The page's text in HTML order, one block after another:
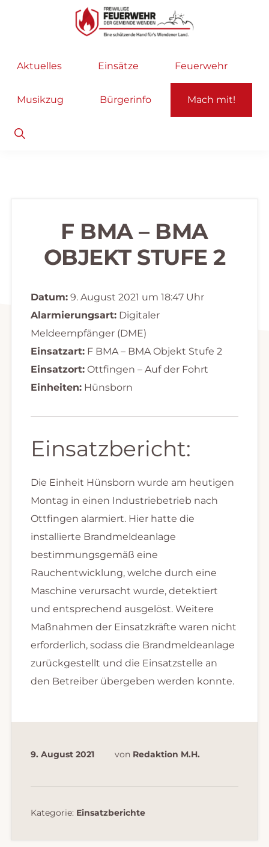
Hauptnavigation
Feuerwehr
helfen
selbstverständlich!
Aktuelles Einsätze Feuerwehr
Musikzug Bürgerinfo Mach mit!
Show
Search
F BMA – BMA
OBJEKT STUFE 2
Datum:9. August 2021 um 18:47 Uhr
Alarmierungsart:Digitaler
Meldeempfänger (DME)
Einsatzart:F BMA – BMA Objekt Stufe 2
Einsatzort:Ottfingen – Auf der Fohrt
Einheiten:Hünsborn
Einsatzbericht:
Die Einheit Hünsborn wurde am heutigen
Montag in einen Industriebetrieb nach
Ottfingen alarmiert. Hier hatte die
installierte Brandmeldeanlage
bestimmungsgemäß eine
Rauchentwicklung, welche durch eine
Maschine verursacht wurde, detektiert
und entsprechend ausgelöst. Weitere
Maßnahmen der Einsatzkräfte waren nicht
erforderlich, sodass die Brandmeldeanlage
zurückgestellt und die Einsatzstelle an
den Betreiber übergeben werden konnte.
9. August 2021 von Redaktion M.H.
Kategorie: Einsatzberichte